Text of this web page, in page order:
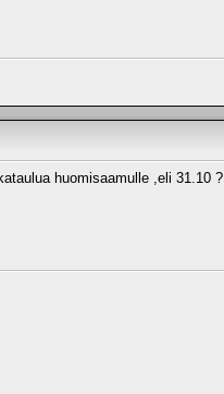
huomisaamulle ,eli 31.10 ?